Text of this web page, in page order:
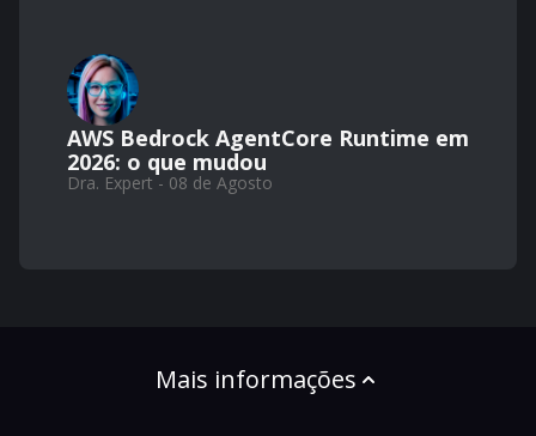
AWS Bedrock AgentCore Runtime em
2026: o que mudou
Dra. Expert - 08 de Agosto
Mais informações